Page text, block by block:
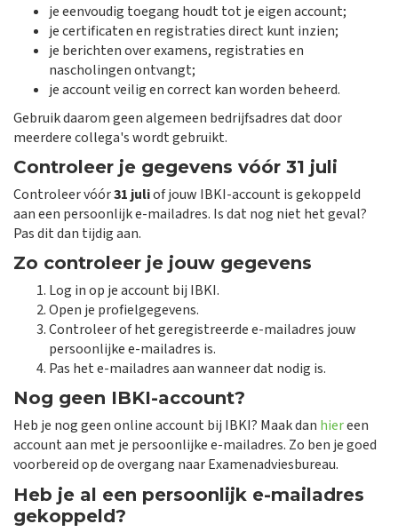
je eenvoudig toegang houdt tot je eigen account;
je certificaten en registraties direct kunt inzien;
je berichten over examens, registraties en
nascholingen ontvangt;
je account veilig en correct kan worden beheerd.
Gebruik daarom geen algemeen bedrijfsadres dat door
meerdere collega's wordt gebruikt.
Controleer je gegevens vóór 31 juli
Controleer vóór31 juliof jouw IBKI-account is gekoppeld
aan een persoonlijk e-mailadres. Is dat nog niet het geval?
Pas dit dan tijdig aan.
Zo controleer je jouw gegevens
Log in op je account bij IBKI.
Open je profielgegevens.
Controleer of het geregistreerde e-mailadres jouw
persoonlijke e-mailadres is.
Pas het e-mailadres aan wanneer dat nodig is.
Nog geen IBKI-account?
Heb je nog geen online account bij IBKI? Maak dan hiereen
account aan met je persoonlijke e-mailadres. Zo ben je goed
voorbereid op de overgang naar Examenadviesbureau.
Heb je al een persoonlijk e-mailadres
gekoppeld?